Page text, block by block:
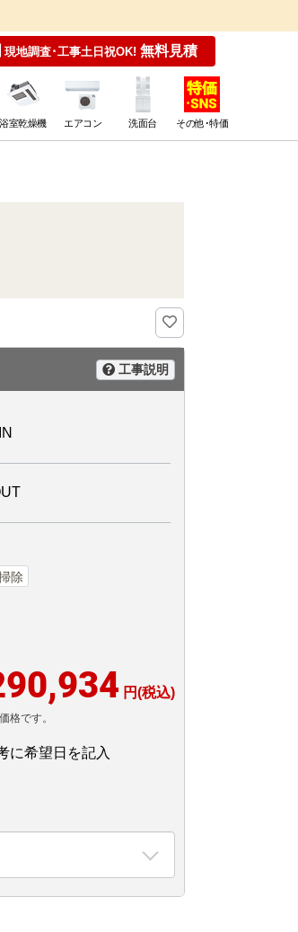
現地調査･工事土日祝OK! 無料見積
浴室乾燥機 エアコン 洗面台 その他･特価
工事説明
除
円(税込)
格です。
に希望日を記入